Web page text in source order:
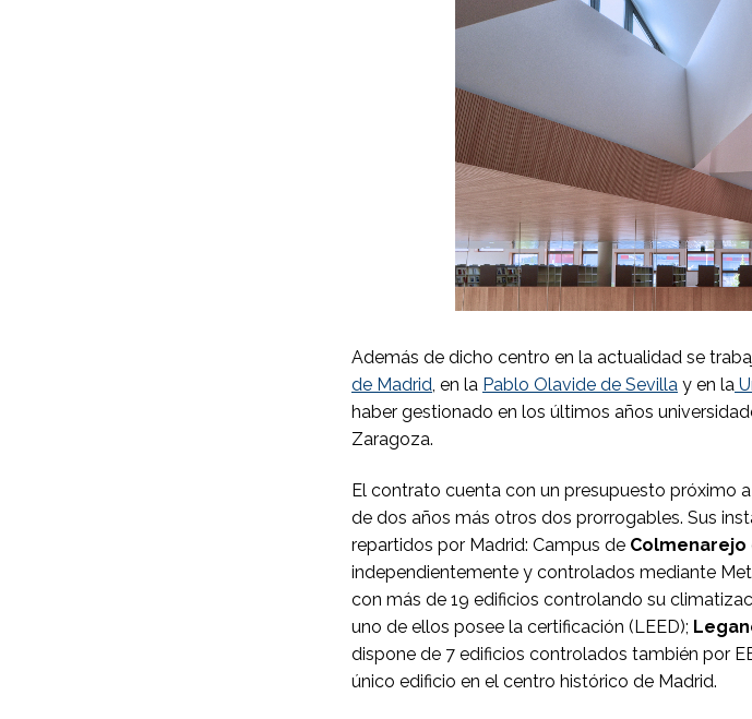
Además de dicho centro en la actualidad se
de Madrid , en la Pablo Olavide de Sevilla y en la
haber gestionado en los últimos años
Zaragoza.
El contrato cuenta con un presupuesto próximo
de dos años más otros dos prorrogables. Sus
repartidos por Madrid: Campus de Colmenarejo
independientemente y controlados mediante
con más de 19 edificios controlando su
uno de ellos posee la certificación (LEED);
dispone de 7 edificios controlados también por
único edificio en el centro histórico de Madrid.